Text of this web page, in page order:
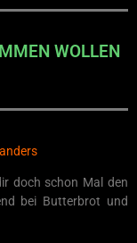
WOLLEN
doch schon Mal den
bei Butterbrot und